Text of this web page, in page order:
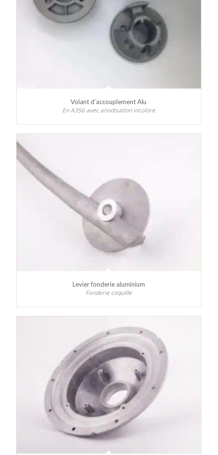
Volant d’accouplement Alu
En A356 avec anodisation incolore
Levier fonderie aluminium
Fonderie coquille